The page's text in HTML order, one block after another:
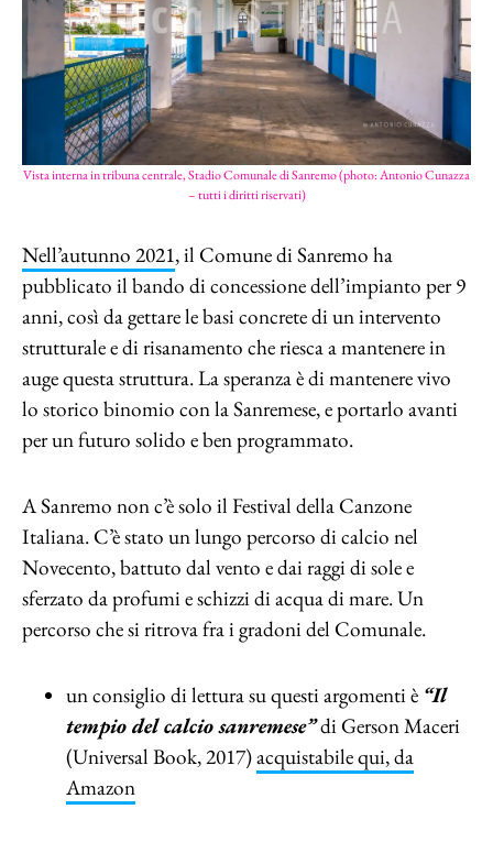
Vista interna in tribuna centrale, Stadio Comunale di Sanremo (photo: Antonio Cunazza
– tutti i diritti riservati)
Nell’autunno 2021, il Comune di Sanremo ha
pubblicato il bando di concessione dell’impianto per 9
anni, così da gettare le basi concrete di un intervento
strutturale e di risanamento che riesca a mantenere in
auge questa struttura. La speranza è di mantenere vivo
lo storico binomio con la Sanremese, e portarlo avanti
per un futuro solido e ben programmato.
A Sanremo non c’è solo il Festival della Canzone
Italiana. C’è stato un lungo percorso di calcio nel
Novecento, battuto dal vento e dai raggi di sole e
sferzato da profumi e schizzi di acqua di mare. Un
percorso che si ritrova fra i gradoni del Comunale.
un consiglio di lettura su questi argomenti è “Il
tempio del calcio sanremese”di Gerson Maceri
(Universal Book, 2017)acquistabile qui, da
Amazon